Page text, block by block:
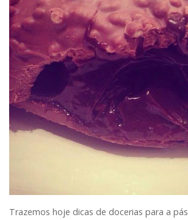
Trazemos hoje dicas de docerias para a